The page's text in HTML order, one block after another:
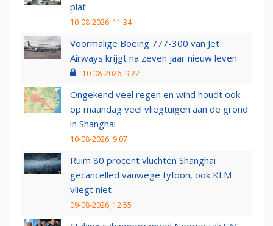
plat
10-08-2026, 11:34
Voormalige Boeing 777-300 van Jet
Airways krijgt na zeven jaar nieuw leven
10-08-2026, 9:22
Ongekend veel regen en wind houdt ook
op maandag veel vliegtuigen aan de grond
in Shanghai
10-08-2026, 9:07
Ruim 80 procent vluchten Shanghai
gecancelled vanwege tyfoon, ook KLM
vliegt niet
09-08-2026, 12:55